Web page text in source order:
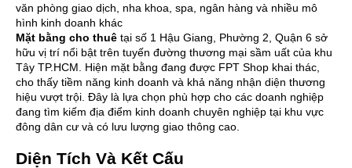
văn phòng giao dịch, nha khoa, spa, ngân hàng và nhiều mô
hình kinh doanh khác
Mặt bằng cho thuê tại số 1 Hậu Giang, Phường 2, Quận 6 sở
hữu vị trí nổi bật trên tuyến đường thương mại sầm uất của khu
Tây TP.HCM. Hiện mặt bằng đang được FPT Shop khai thác,
cho thấy tiềm năng kinh doanh và khả năng nhận diện thương
hiệu vượt trội. Đây là lựa chọn phù hợp cho các doanh nghiệp
đang tìm kiếm địa điểm kinh doanh chuyên nghiệp tại khu vực
đông dân cư và có lưu lượng giao thông cao.
Diện Tích Và Kết Cấu